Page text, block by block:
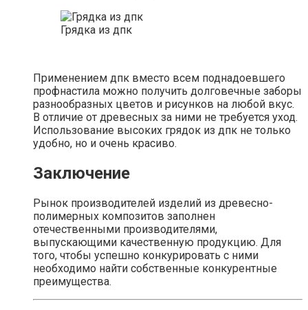
Грядка из дпк
Применением дпк вместо всем поднадоевшего
профнастила можно получить долговечные заборы
разнообразных цветов и рисунков на любой вкус.
В отличие от древесных за ними не требуется уход.
Использование высоких грядок из дпк не только
удобно, но и очень красиво.
Заключение
Рынок производителей изделий из древесно-
полимерных композитов заполнен
отечественными производителями,
выпускающими качественную продукцию. Для
того, чтобы успешно конкурировать с ними
необходимо найти собственные конкурентные
преимущества.